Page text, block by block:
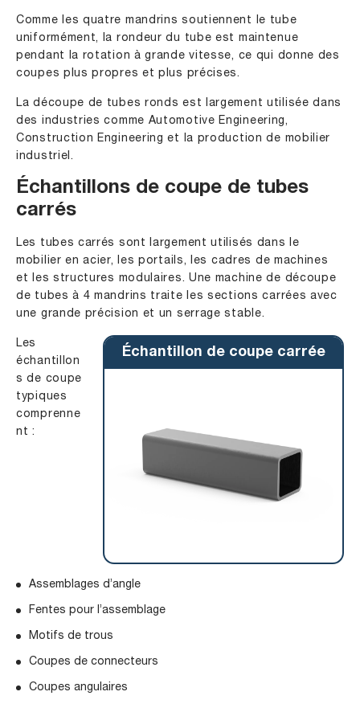
Comme les quatre mandrins soutiennent le tube
uniformément, la rondeur du tube est maintenue
pendant la rotation à grande vitesse, ce qui donne des
coupes plus propres et plus précises.
La découpe de tubes ronds est largement utilisée dans
des industries comme Automotive Engineering,
Construction Engineering et la production de mobilier
industriel.
Échantillons de coupe de tubes
carrés
Les tubes carrés sont largement utilisés dans le
mobilier en acier, les portails, les cadres de machines
et les structures modulaires. Une machine de découpe
de tubes à 4 mandrins traite les sections carrées avec
une grande précision et un serrage stable.
Échantillon de coupe carrée
Les
échantillon
s de coupe
typiques
comprenne
nt :
Assemblages d’angle
Fentes pour l’assemblage
Motifs de trous
Coupes de connecteurs
Coupes angulaires